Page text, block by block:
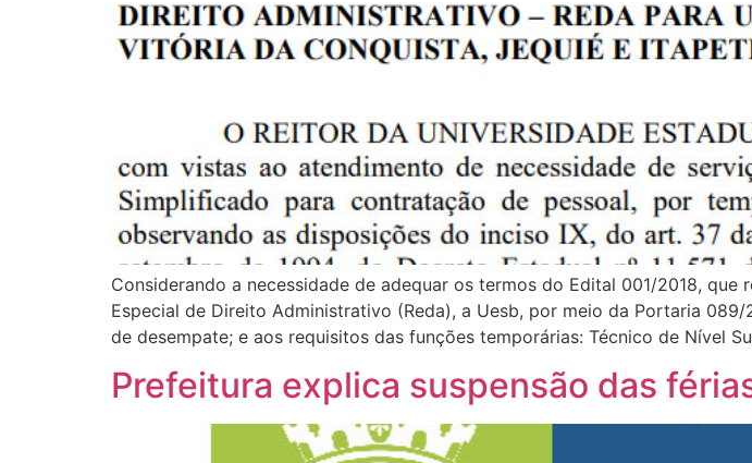
Considerando a necessidade de adequar os termos do Edital 001/2018,
Especial de Direito Administrativo (Reda), a Uesb, por meio da Portaria
de desempate; e aos requisitos das funções temporárias: Técnico de Nível
Prefeitura explica suspensão das